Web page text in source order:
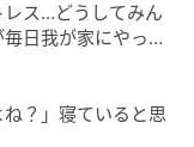
縄！最高すぎ」
。
きれいに重なっ
ス…どうしてみん
日我が家にやって
？」寝ていると思